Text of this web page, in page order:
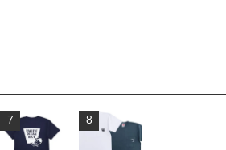
7 8